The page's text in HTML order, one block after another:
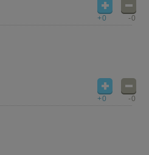
+0 -0
+0 -0